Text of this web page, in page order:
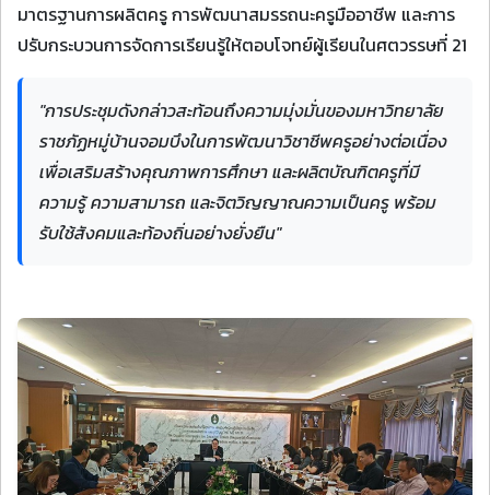
มาตรฐานการผลิตครู การพัฒนาสมรรถนะครูมืออาชีพ และการ
ปรับกระบวนการจัดการเรียนรู้ให้ตอบโจทย์ผู้เรียนในศตวรรษที่ 21
"การประชุมดังกล่าวสะท้อนถึงความมุ่งมั่นของมหาวิทยาลัย
ราชภัฏหมู่บ้านจอมบึงในการพัฒนาวิชาชีพครูอย่างต่อเนื่อง
เพื่อเสริมสร้างคุณภาพการศึกษา และผลิตบัณฑิตครูที่มี
ความรู้ ความสามารถ และจิตวิญญาณความเป็นครู พร้อม
รับใช้สังคมและท้องถิ่นอย่างยั่งยืน"